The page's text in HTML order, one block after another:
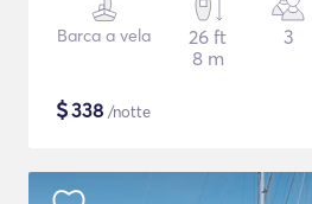
Barca a vela
26 ft
8 m
3
$338 /notte